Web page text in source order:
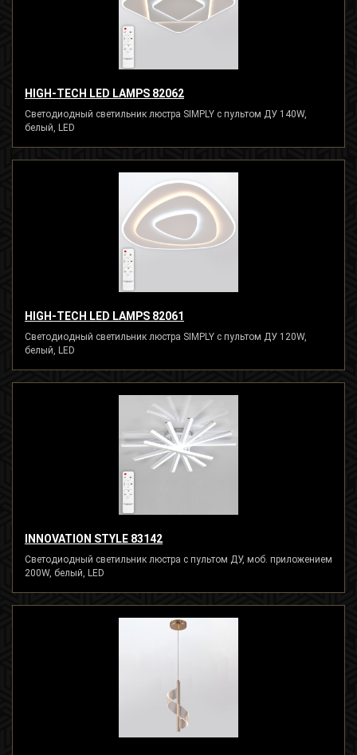
HIGH-TECH LED LAMPS 82062
Светодиодный светильник люстра SIMPLY с пультом ДУ 140W,
белый, LED
HIGH-TECH LED LAMPS 82061
Светодиодный светильник люстра SIMPLY с пультом ДУ 120W,
белый, LED
INNOVATION STYLE 83142
Светодиодный светильник люстра с пультом ДУ, моб. приложением
200W, белый, LED